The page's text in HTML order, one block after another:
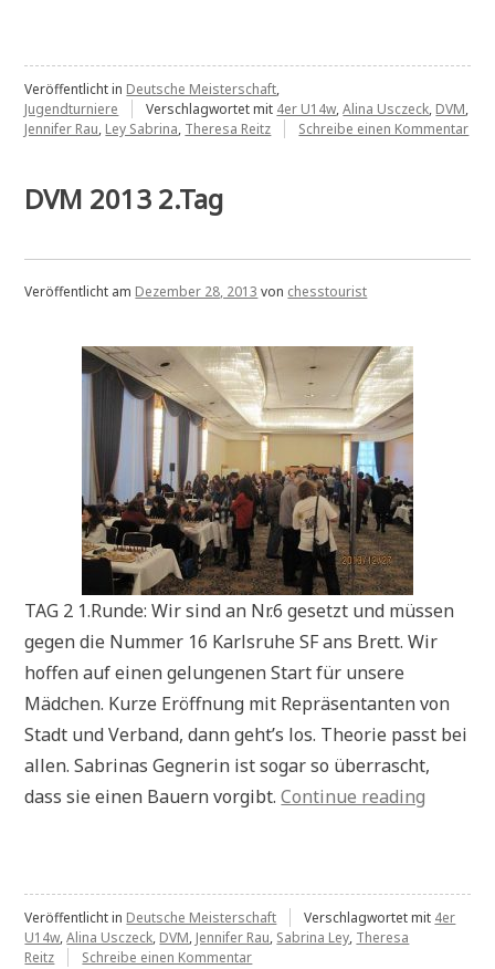
Veröffentlicht in Deutsche Meisterschaft,
Jugendturniere
Verschlagwortet mit 4er U14w,Alina Usczeck, DVM,
Jennifer Rau, Ley Sabrina, Theresa Reitz Schreibe einen Kommentarzu
DVM 2013 2.Tag
Veröffentlicht am Dezember 28, 2013 von chesstourist
TAG 2 1.Runde: Wir sind an Nr.6 gesetzt und müssen
gegen die Nummer 16 Karlsruhe SF ans Brett. Wir
hoffen auf einen gelungenen Start für unsere
Mädchen. Kurze Eröffnung mit Repräsentanten von
Stadt und Verband, dann geht’s los. Theorie passt bei
allen. Sabrinas Gegnerin ist sogar so überrascht,
dass sie einen Bauern vorgibt.Continue reading
Veröffentlicht in Deutsche Meisterschaft Verschlagwortet mit 4er
U14w,Alina Usczeck, DVM, Jennifer Rau, Sabrina Ley, Theresa
Reitz
Schreibe einen Kommentarzu